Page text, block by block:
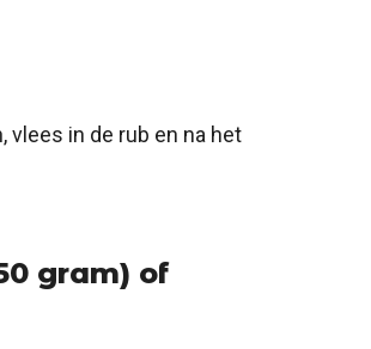
vlees in de rub en na het
gram) of